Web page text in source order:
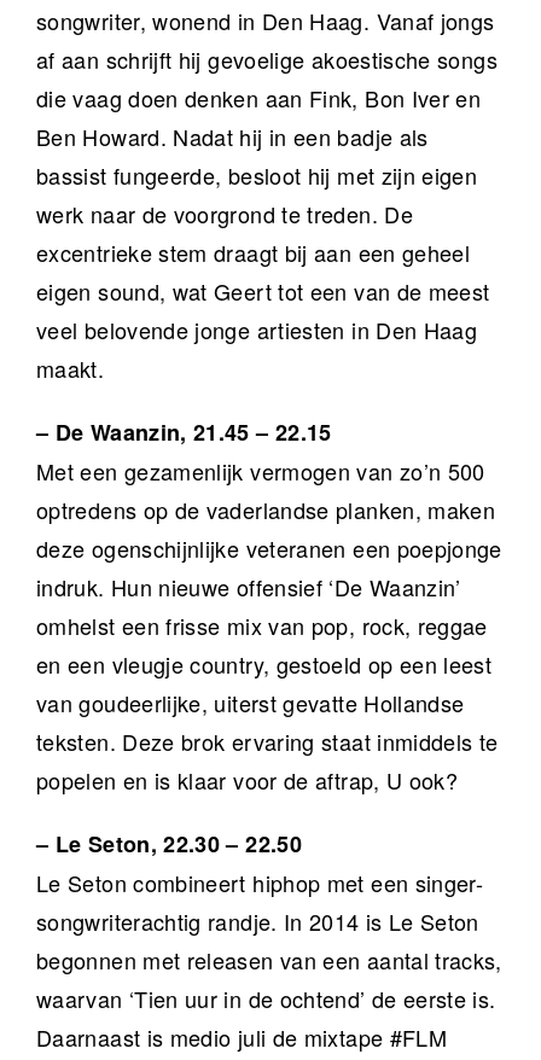
songwriter, wonend in Den Haag. Vanaf jongs
af aan schrijft hij gevoelige akoestische songs
die vaag doen denken aan Fink, Bon Iver en
Ben Howard. Nadat hij in een badje als
bassist fungeerde, besloot hij met zijn eigen
werk naar de voorgrond te treden. De
excentrieke stem draagt bij aan een geheel
eigen sound, wat Geert tot een van de meest
veel belovende jonge artiesten in Den Haag
maakt.
– De Waanzin, 21.45 – 22.15
Met een gezamenlijk vermogen van zo’n 500
optredens op de vaderlandse planken, maken
deze ogenschijnlijke veteranen een poepjonge
indruk. Hun nieuwe offensief ‘De Waanzin’
omhelst een frisse mix van pop, rock, reggae
en een vleugje country, gestoeld op een leest
van goudeerlijke, uiterst gevatte Hollandse
teksten. Deze brok ervaring staat inmiddels te
popelen en is klaar voor de aftrap, U ook?
– Le Seton, 22.30 – 22.50
Le Seton combineert hiphop met een singer-
songwriterachtig randje. In 2014 is Le Seton
begonnen met releasen van een aantal tracks,
waarvan ‘Tien uur in de ochtend’ de eerste is.
Daarnaast is medio juli de mixtape #FLM